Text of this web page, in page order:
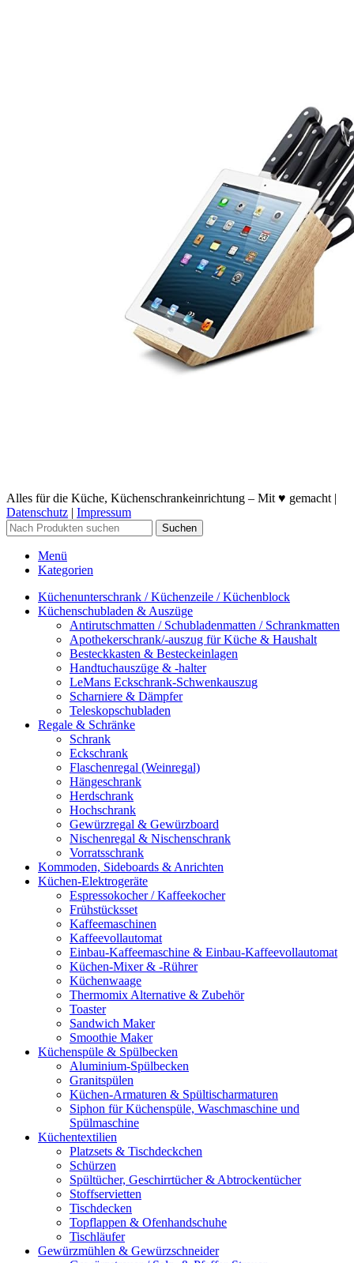
Alles für die Küche, Küchenschrankeinrichtung – Mit ♥ gemacht |
Datenschutz | Impressum
Suchen
Menü
Kategorien
Küchenunterschrank / Küchenzeile / Küchenblock
Küchenschubladen & Auszüge
Antirutschmatten / Schubladenmatten / Schrankmatten
Apothekerschrank/-auszug für Küche & Haushalt
Besteckkasten & Besteckeinlagen
Handtuchauszüge & -halter
LeMans Eckschrank-Schwenkauszug
Scharniere & Dämpfer
Teleskopschubladen
Regale & Schränke
Schrank
Eckschrank
Flaschenregal (Weinregal)
Hängeschrank
Herdschrank
Hochschrank
Gewürzregal & Gewürzboard
Nischenregal & Nischenschrank
Vorratsschrank
Kommoden, Sideboards & Anrichten
Küchen-Elektrogeräte
Espressokocher / Kaffeekocher
Frühstücksset
Kaffeemaschinen
Kaffeevollautomat
Einbau-Kaffeemaschine & Einbau-Kaffeevollautomat
Küchen-Mixer & -Rührer
Küchenwaage
Thermomix Alternative & Zubehör
Toaster
Sandwich Maker
Smoothie Maker
Küchenspüle & Spülbecken
Aluminium-Spülbecken
Granitspülen
Küchen-Armaturen & Spültischarmaturen
Siphon für Küchenspüle, Waschmaschine und
Spülmaschine
Küchentextilien
Platzsets & Tischdeckchen
Schürzen
Spültücher, Geschirrtücher & Abtrockentücher
Stoffservietten
Tischdecken
Topflappen & Ofenhandschuhe
Tischläufer
Gewürzmühlen & Gewürzschneider